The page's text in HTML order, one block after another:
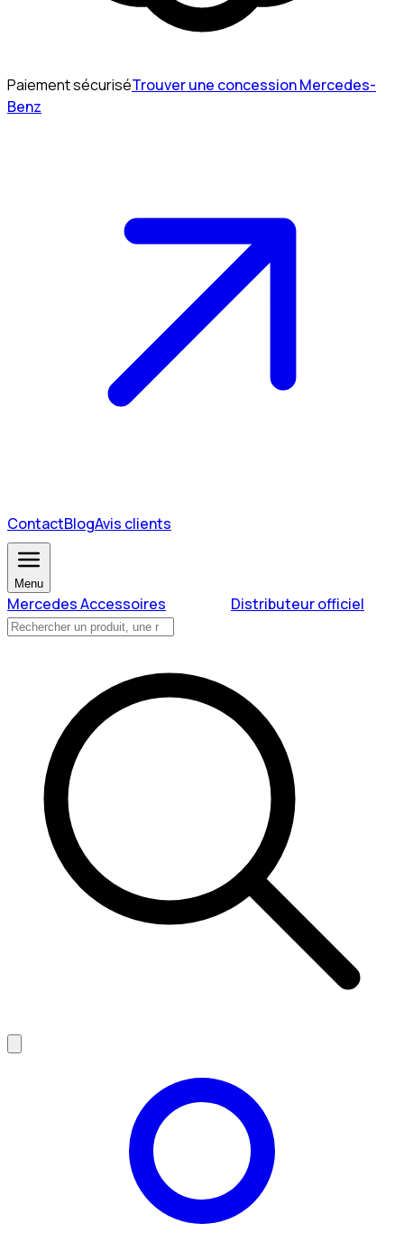
Paiement sécuriséTrouver une concession Mercedes-
Benz
ContactBlogAvis clients
Menu
Mercedes Accessoires Distributeur officiel